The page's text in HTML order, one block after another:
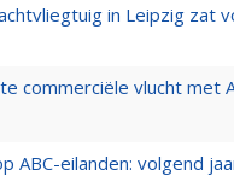
in Leipzig zat
commerciële vlucht met
ABC-eilanden: volgend